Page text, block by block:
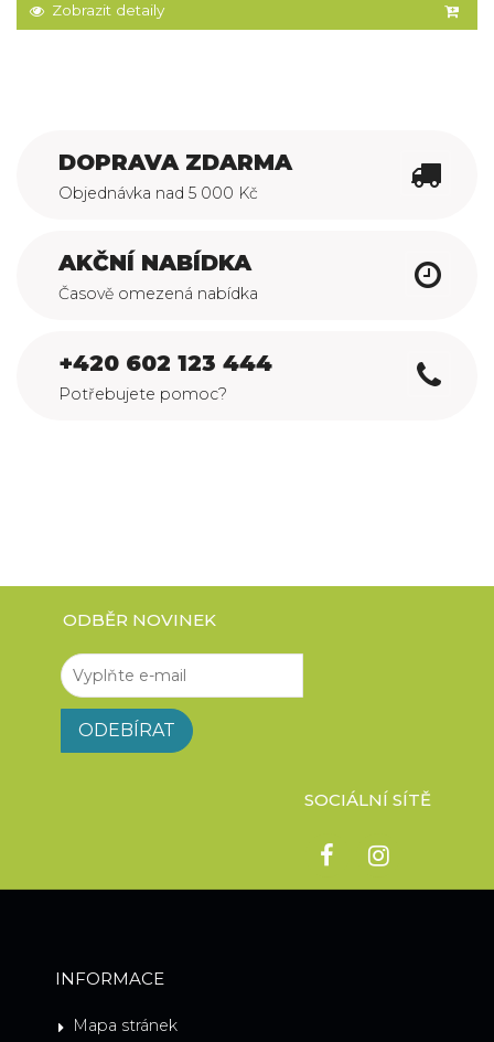
Zobrazit detaily
DOPRAVA ZDARMA
Objednávka nad 5 000 Kč
AKČNÍ NABÍDKA
Časově omezená nabídka
+420 602 123 444
Potřebujete pomoc?
ODBĚR NOVINEK
SOCIÁLNÍ SÍTĚ
INFORMACE
Mapa stránek